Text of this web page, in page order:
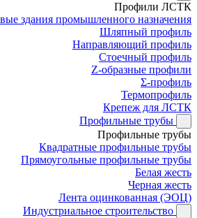
Профили ЛСТК
здания промышленного назначения
Шляпный профиль
Направляющий профиль
Стоечный профиль
Z-образные профили
Σ-профиль
Термопрофиль
Крепеж для ЛСТК
Профильные трубы
Профильные трубы
Квадратные профильные трубы
Прямоугольные профильные трубы
Белая жесть
Черная жесть
Лента оцинкованная (ЭОЦ)
Индустриальное строительство